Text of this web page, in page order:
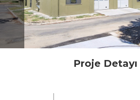
Proje Detayı